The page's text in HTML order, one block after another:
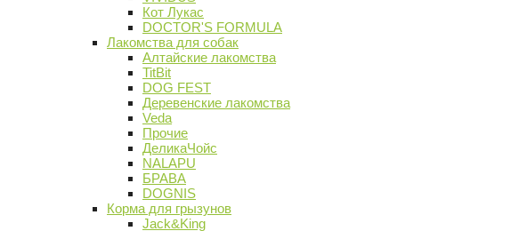
Кот Лукас
DOCTOR'S FORMULA
Лакомства для собак
Алтайские лакомства
TitBit
DOG FEST
Деревенские лакомства
Veda
Прочие
ДеликаЧойс
NALAPU
БРАВА
DOGNIS
Корма для грызунов
Jack&King